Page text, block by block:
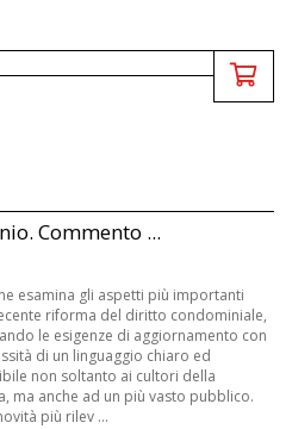
Commento ...
esamina gli aspetti più importanti
riforma del diritto condominiale,
le esigenze di aggiornamento con
di un linguaggio chiaro ed
non soltanto ai cultori della
ma anche ad un più vasto pubblico.
più rilev ...